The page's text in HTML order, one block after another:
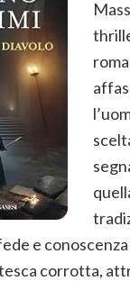
e
corrotta,